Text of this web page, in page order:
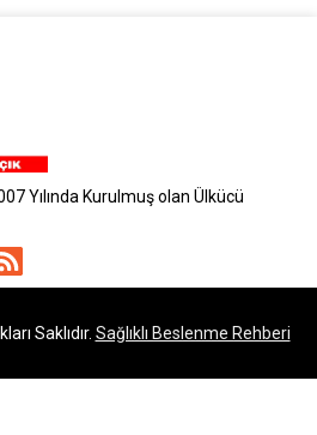
Yılında Kurulmuş olan Ülkücü
Saklıdır. Sağlıklı Beslenme Rehberi